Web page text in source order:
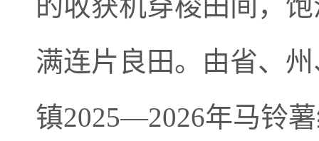
满连片良田。由省、
镇2025—2026年马铃